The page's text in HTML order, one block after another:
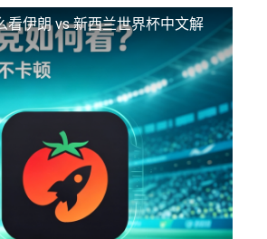
看伊朗 vs 新西兰世界杯中文解